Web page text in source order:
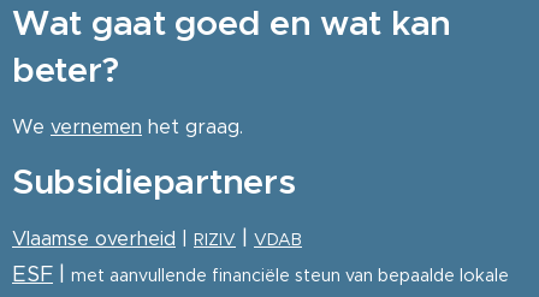
Wat gaat goed en wat kan
beter?
We vernemen het graag.
Subsidiepartners
Vlaamse overheid RIZIV VDAB
ESF met aanvullende financiële steun van bepaalde lokale